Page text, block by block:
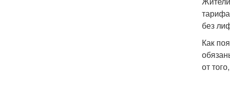
без
Как
от